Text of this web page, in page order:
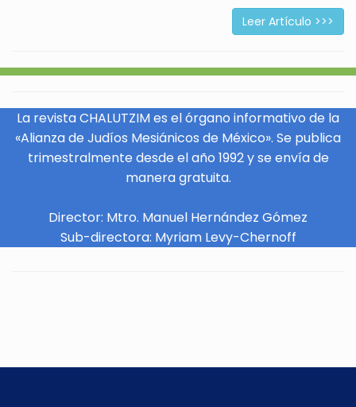
Leer Artículo >>>
La revista CHALUTZIM es el órgano informativo de la
«Alianza de Judíos Mesiánicos de México». Se publica
trimestralmente desde el año 1992 y se envía de
manera gratuita.
Director: Mtro. Manuel Hernández Gómez
Sub-directora: Myriam Levy-Chernoff